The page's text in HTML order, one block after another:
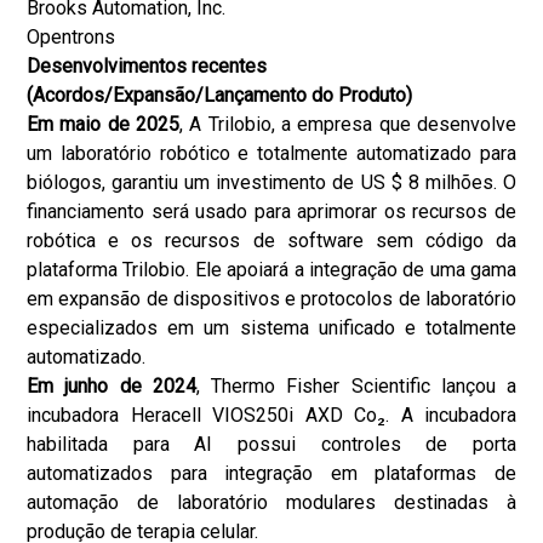
Brooks Automation, Inc.
Opentrons
Desenvolvimentos recentes
(Acordos/Expansão/Lançamento do Produto)
Em maio de 2025, A Trilobio, a empresa que desenvolve
um laboratório robótico e totalmente automatizado para
biólogos, garantiu um investimento de US $ 8 milhões. O
financiamento será usado para aprimorar os recursos de
robótica e os recursos de software sem código da
plataforma Trilobio. Ele apoiará a integração de uma gama
em expansão de dispositivos e protocolos de laboratório
especializados em um sistema unificado e totalmente
automatizado.
Em junho de 2024, Thermo Fisher Scientific lançou a
incubadora Heracell VIOS250i AXD Co₂. A incubadora
habilitada para AI possui controles de porta
automatizados para integração em plataformas de
automação de laboratório modulares destinadas à
produção de terapia celular.